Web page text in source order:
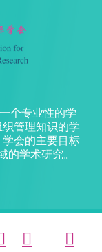
个专业性的学
管理知识的学
会的主要目标
的学术研究。